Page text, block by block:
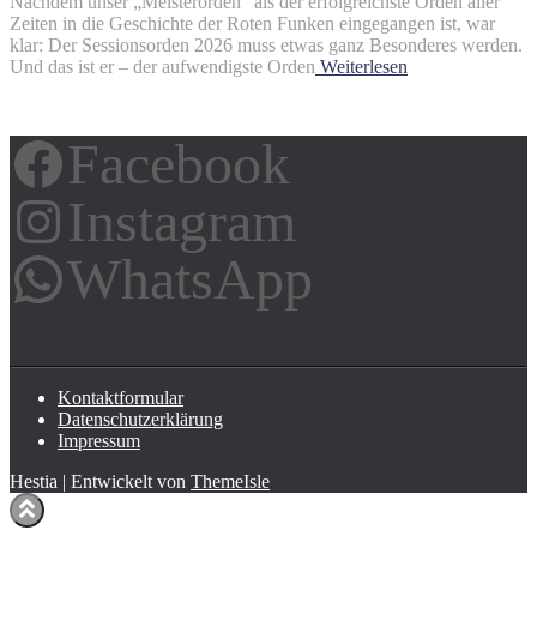
Zeiten in die Geschichte der Roten Funken eingegangen ist, war
klar: Der Sessionsorden 2026 muss etwas ganz Besonderes werden.
Und das ist er – der aufwendigste Orden Weiterlesen
Facebook
Instagram
WhatsApp
Kontaktformular
Datenschutzerklärung
Impressum
Hestia | Entwickelt von ThemeIsle